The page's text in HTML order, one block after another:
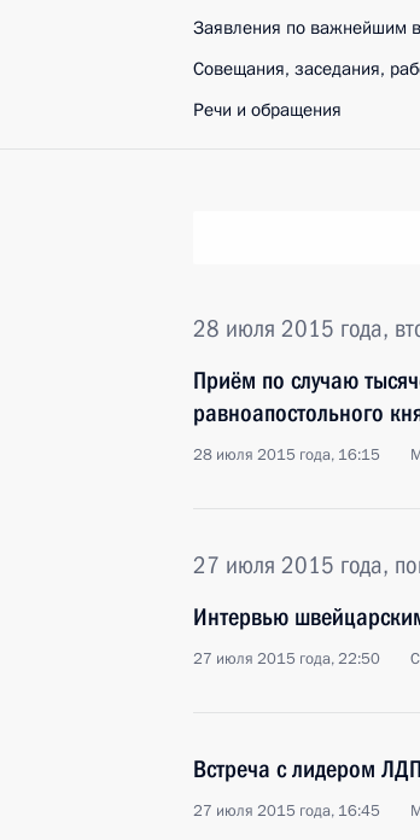
Заявления по важнейшим
Совещания, заседания,
Речи и обращения
28 июля 2015 года,
Приём по случаю
равноапостольного
28 июля 2015 года, 16:15
27 июля 2015 года,
Интервью
27 июля 2015 года, 22:50
Встреча с лидером
27 июля 2015 года, 16:45